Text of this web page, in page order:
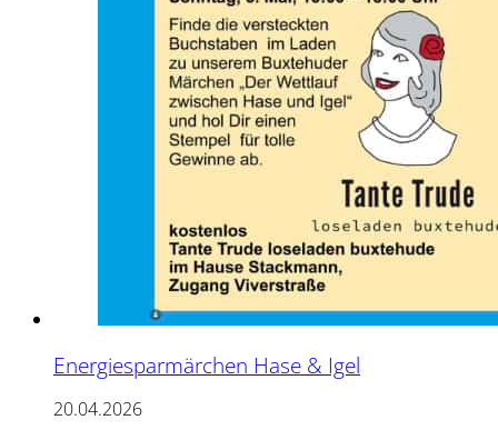
Energiesparmärchen Hase & Igel
20.04.2026